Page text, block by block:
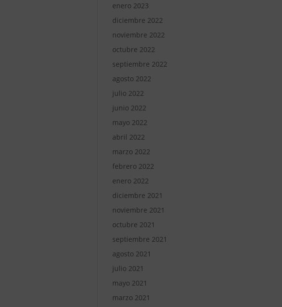
enero 2023
diciembre 2022
noviembre 2022
octubre 2022
septiembre 2022
agosto 2022
julio 2022
junio 2022
mayo 2022
abril 2022
marzo 2022
febrero 2022
enero 2022
diciembre 2021
noviembre 2021
octubre 2021
septiembre 2021
agosto 2021
julio 2021
mayo 2021
marzo 2021